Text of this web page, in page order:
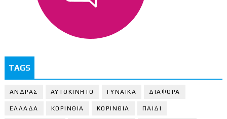
TAGS
ΑΝΔΡΑΣ ΑΥΤΟΚΙΝΗΤΟ ΓΥΝΑΙΚΑ ΔΙΑΦΟΡΑ
ΕΛΛΑΔΑ ΚΟΡΙΝΘΙΑ ΚΟΡΙΝΘΙA ΠΑΙΔΙ